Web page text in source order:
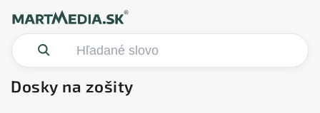
Dosky na zošity